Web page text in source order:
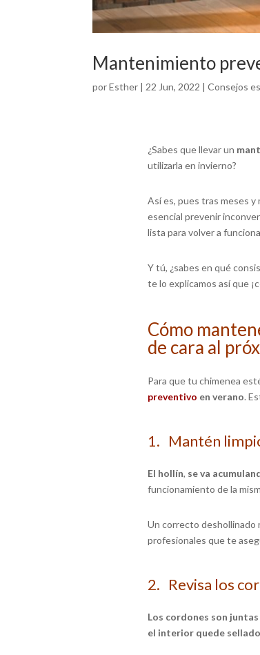
Mantenimiento
porEsther | 22 Jun, 2022 |Consejos
¿Sabes que llevar un
utilizarla en invierno?
Así es, pues tras meses y
esencial prevenir
lista para volver a
Y tú, ¿sabes en qué
te lo explicamos así que
Cómo
de cara al
Para que tu chimenea
preventivo en verano.
1. Mantén
El hollín, se va
funcionamiento de la
Un correcto deshollinado
profesionales que te
2. Revisa los
Los cordones son
el interior quede sellado